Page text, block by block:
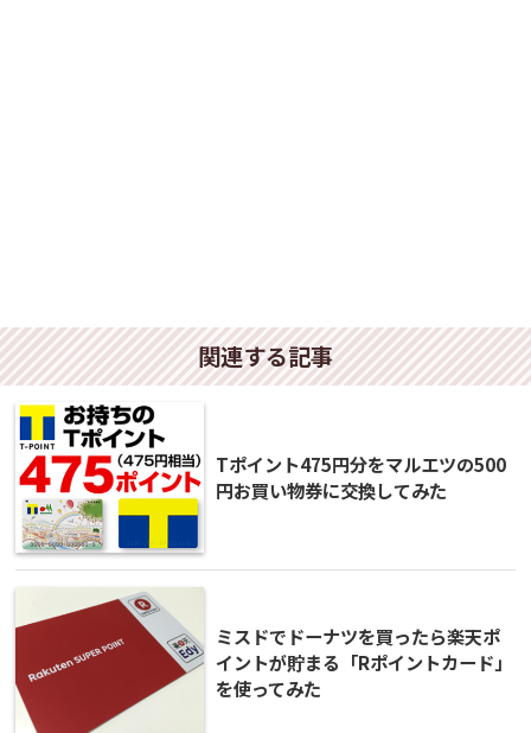
関連する記事
Tポイント475円分をマルエツの500
円お買い物券に交換してみた
ミスドでドーナツを買ったら楽天ポ
イントが貯まる「Rポイントカード」
を使ってみた